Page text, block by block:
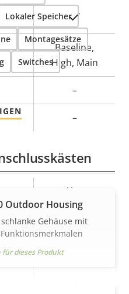
Eigentumswert
Baseline,
High, Main
–
–
Eigentumswert
Yes
Eigentumswert
Lokaler Speicher
Montagesätze
Switches
Outdoor Housing
Gehäuse mit
für dieses Produkt